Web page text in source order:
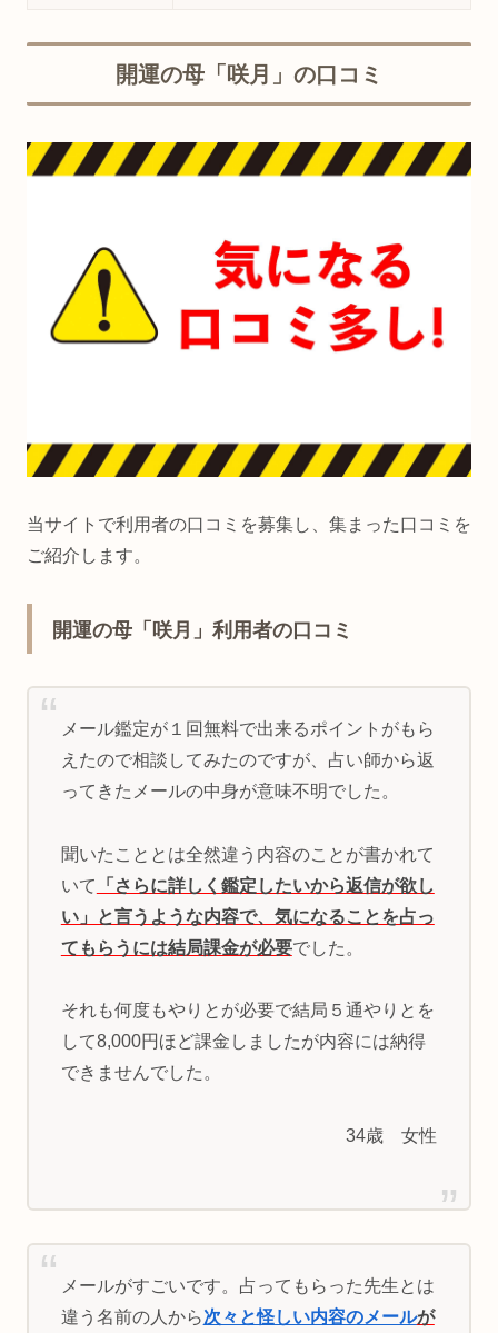
開運の母「咲月」の口コミ
当サイトで利用者の口コミを募集し、集まった口コミを
ご紹介します。
開運の母「咲月」利用者の口コミ
メール鑑定が１回無料で出来るポイントがもら
えたので相談してみたのですが、占い師から返
ってきたメールの中身が意味不明でした。
聞いたこととは全然違う内容のことが書かれて
いて
「さらに詳しく鑑定したいから返信が欲し
い」と言うような内容で、気になることを占っ
てもらうには結局課金が必要でした。
それも何度もやりとが必要で結局５通やりとを
して8,000円ほど課金しましたが内容には納得
できませんでした。
34歳 女性
メールがすごいです。占ってもらった先生とは
違う名前の人から次々と怪しい内容のメールが